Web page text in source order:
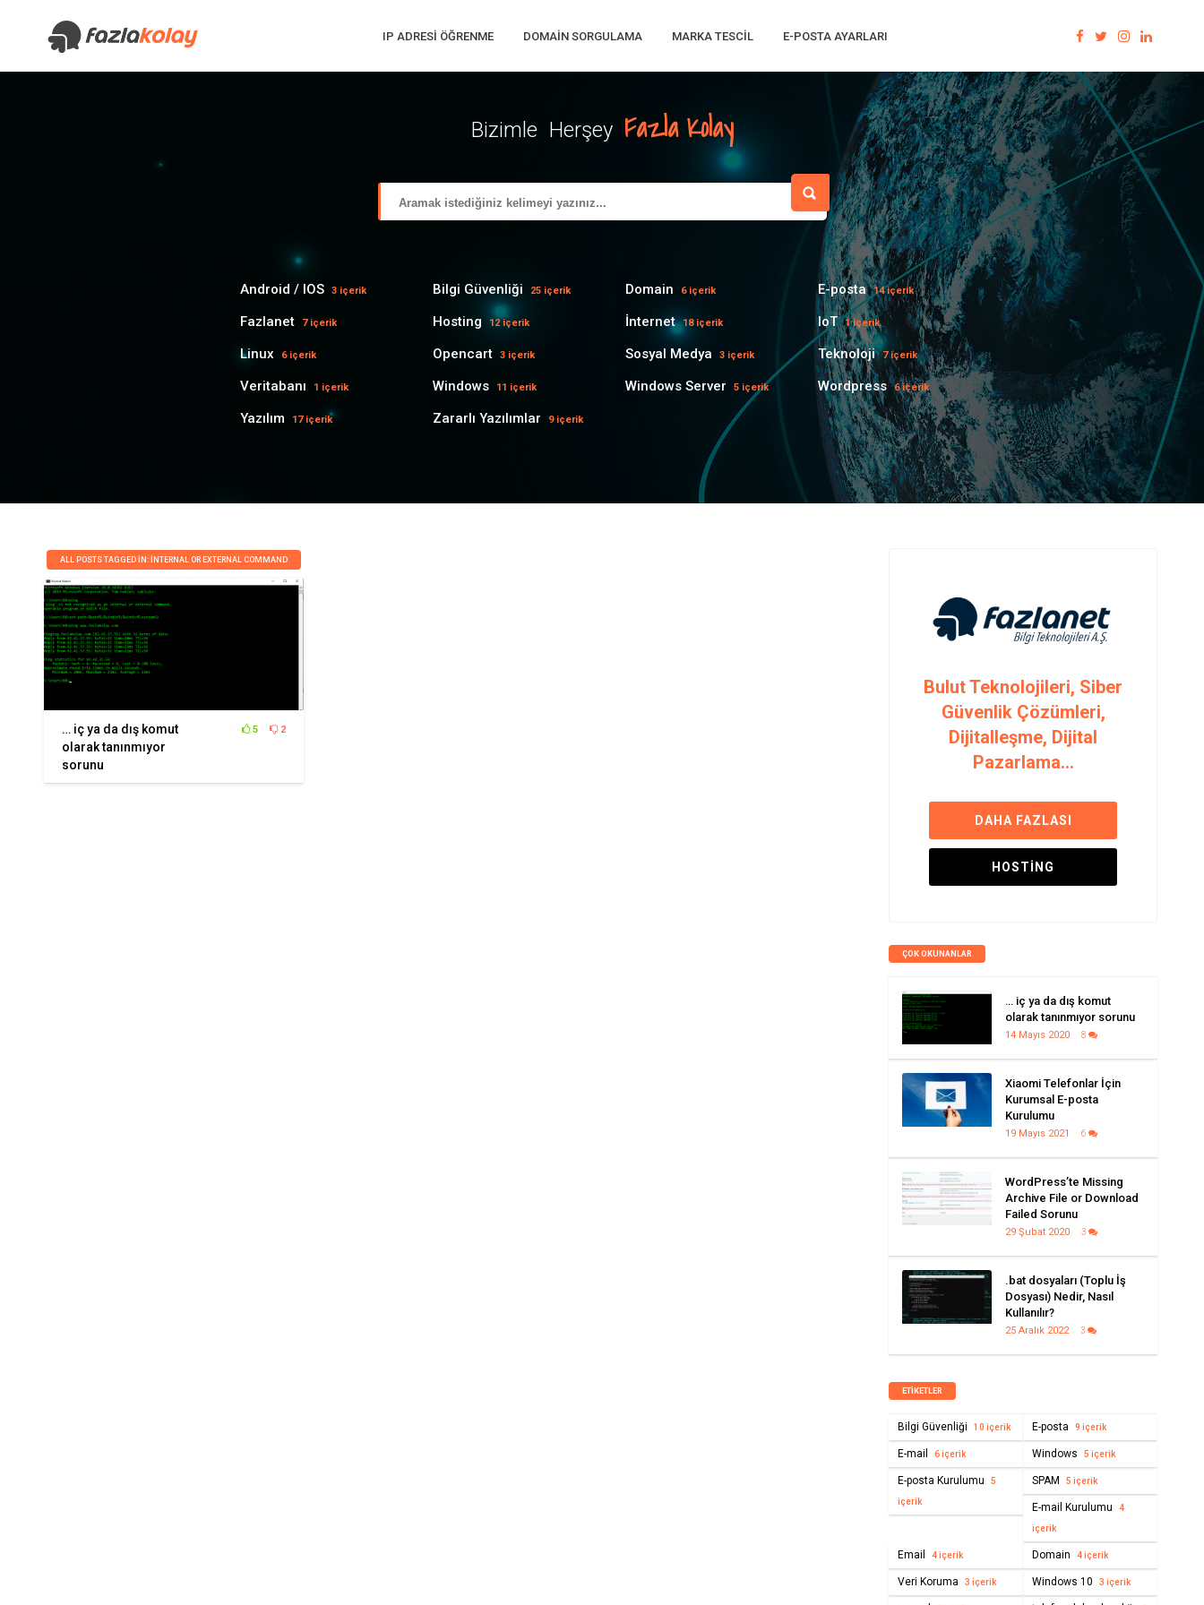
IP ADRESI ÖĞRENME DOMAIN SORGULAMA MARKA TESCIL E-POSTA AYARLARI
Bizimle Herşey Fazla Kolay
Android / IOS 3 içerik Bilgi Güvenliği 25 içerik Domain 6 içerik E-posta 14 içerik
Fazlanet 7 içerik Hosting 12 içerik İnternet 18 içerik IoT 1 içerik
Linux 6 içerik Opencart 3 içerik Sosyal Medya 3 içerik Teknoloji 7 içerik
Veritabanı 1 içerik Windows 11 içerik Windows Server 5 içerik Wordpress 6 içerik
Yazılım 17 içerik Zararlı Yazılımlar 9 içerik
ALL POSTS TAGGED IN: INTERNAL OR EXTERNAL COMMAND
… iç ya da dış komut
olarak tanınmıyor
sorunu
5 2
Bulut Teknolojileri, Siber
Güvenlik Çözümleri,
Dijitalleşme, Dijital
Pazarlama...
DAHA FAZLASI
HOSTING
ÇOK OKUNANLAR
… iç ya da dış komut
olarak tanınmıyor sorunu
14 Mayıs 2020 8
Xiaomi Telefonlar İçin
Kurumsal E-posta
Kurulumu
19 Mayıs 2021 6
WordPress’te Missing
Archive File or Download
Failed Sorunu
29 Şubat 2020 3
.bat dosyaları (Toplu İş
Dosyası) Nedir, Nasıl
Kullanılır?
25 Aralık 2022 3
ETIKETLER
Bilgi Güvenliği 10 içerik E-posta 9 içerik
E-mail 6 içerik Windows 5 içerik
E-posta Kurulumu 5
içerik
SPAM 5 içerik
E-mail Kurulumu 4
içerik
Email 4 içerik Domain 4 içerik
Veri Koruma 3 içerik Windows 10 3 içerik